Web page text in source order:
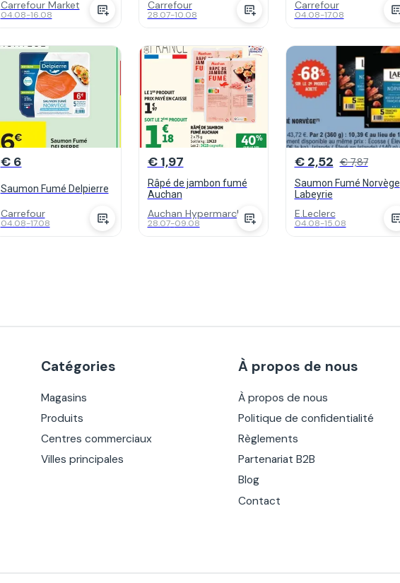
Carrefour Market
04.08-16.08
Carrefour
28.07-10.08
Carrefour
04.08-17.08
€ 6
Saumon Fumé Delpierre
Carrefour
04.08-17.08
€ 1,97
Râpé de jambon fumé
Auchan
Auchan Hypermarch...
28.07-09.08
€ 2,52 € 7,87
Saumon Fumé Norvège
Labeyrie
E.Leclerc
04.08-15.08
Catégories
Magasins
Produits
Centres commerciaux
Villes principales
À propos de nous
À propos de nous
Politique de confidentialité
Règlements
Partenariat B2B
Blog
Contact